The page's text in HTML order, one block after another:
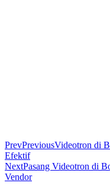
PrevPreviousVideotron di
Efektif
NextPasang Videotron di
Vendor